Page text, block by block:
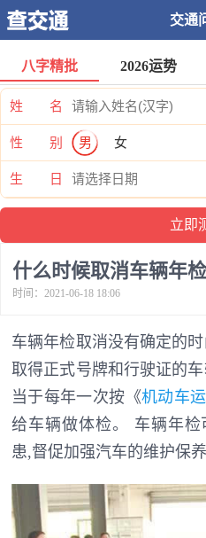
交通
八字精批 2026运势
姓 名
性 别 男 女
生 日
什么时候取消车辆年检
时间：2021-06-18 18:06
车辆年检取消没有确定的
取得正式号牌和行驶证的
当于每年一次按《机动车
给车辆做体检。 车辆年
患,督促加强汽车的维护保